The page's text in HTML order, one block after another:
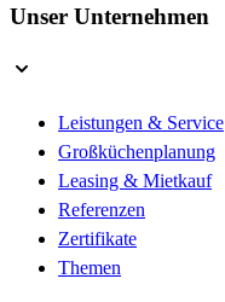
Unser Unternehmen
Leistungen & Service
Großküchenplanung
Leasing & Mietkauf
Referenzen
Zertifikate
Themen